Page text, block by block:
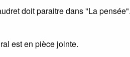
doit paraitre dans "La
est en pièce jointe.